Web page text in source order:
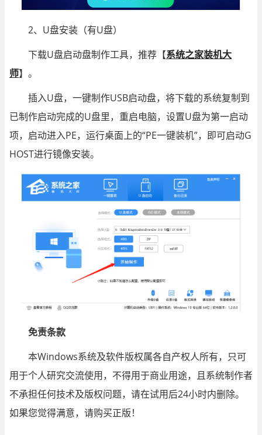
2、U盘安装（有U盘）
下载U盘启动盘制作工具，推荐【系统之家装机大
师】。
插入U盘，一键制作USB启动盘，将下载的系统复制到
已制作启动完成的U盘里，重启电脑，设置U盘为第一启动
项，启动进入PE，运行桌面上的“PE一键装机”，即可启动G
HOST进行镜像安装。
免责条款
本Windows系统及软件版权属各自产权人所有，只可
用于个人研究交流使用，不得用于商业用途，且系统制作者
不承担任何技术及版权问题，请在试用后24小时内删除。
如果您觉得满意，请购买正版！